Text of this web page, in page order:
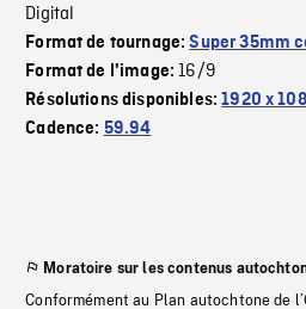
Digital
Format de tournage:Super 35mm
Format de l'image:16/9
Résolutions disponibles:1920 x
Cadence: 59.94
Moratoire sur les contenus
Conformément au Plan autochtone de